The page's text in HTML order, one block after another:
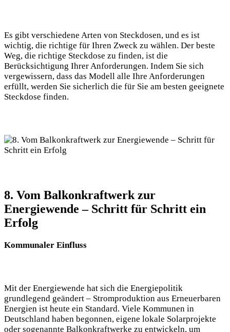
Es gibt verschiedene Arten von Steckdosen, und es ist
wichtig, die richtige für Ihren Zweck zu wählen. Der beste
Weg, die richtige Steckdose zu finden, ist die
Berücksichtigung Ihrer Anforderungen. Indem Sie sich
vergewissern, dass das Modell alle Ihre Anforderungen
erfüllt, werden Sie sicherlich die für Sie am besten geeignete
Steckdose finden.
8. Vom Balkonkraftwerk zur
Energiewende – Schritt für Schritt ein
Erfolg
Kommunaler Einfluss
Mit der Energiewende hat sich die Energiepolitik
grundlegend geändert – Stromproduktion aus Erneuerbaren
Energien ist heute ein Standard. Viele Kommunen in
Deutschland haben begonnen, eigene lokale Solarprojekte
oder sogenannte Balkonkraftwerke zu entwickeln, um